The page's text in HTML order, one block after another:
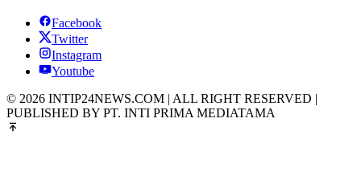
Facebook
Twitter
Instagram
Youtube
© 2026 INTIP24NEWS.COM | ALL RIGHT RESERVED |
PUBLISHED BY PT. INTI PRIMA MEDIATAMA